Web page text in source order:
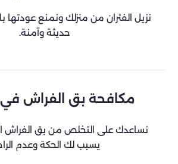
نزيل الفئران من منزلك ونمنع عودتها
حديثة وآمنة.
مكافحة بق الفراش
نساعدك على التخلص من بق الفراش
يسبب لك الحكة وعدم